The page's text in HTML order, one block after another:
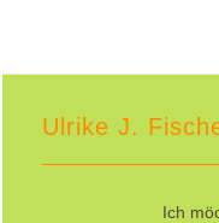
Ulrike J.
Ich